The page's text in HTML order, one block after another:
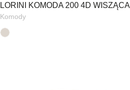
LORINI KOMODA 200 4D WISZĄCA
Komody